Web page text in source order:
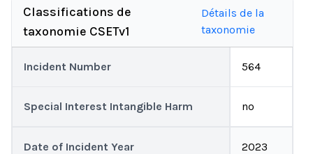
Classifications de
taxonomie CSETv1
Détails de la
taxonomie
Incident Number 564
Special Interest Intangible Harm no
Date of Incident Year 2023